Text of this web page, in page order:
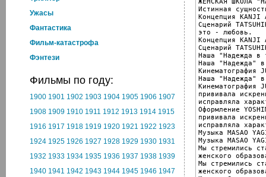
Ужасы
Фантастика
Фильм-катастрофа
Фэнтези
Фильмы по году:
1900 1901 1902 1903 1904 1905 1906 1907
1908 1909 1910 1911 1912 1913 1914 1915
1916 1917 1918 1919 1920 1921 1922 1923
1924 1925 1926 1927 1928 1929 1930 1931
1932 1933 1934 1935 1936 1937 1938 1939
1940 1941 1942 1943 1944 1945 1946 1947
Истинная
Концепция KANJI
Сценарий
это - любовь.
Концепция KANJI
Сценарий
Наша "Надежда в
Наша "Надежда"
Кинематография
Наша "Надежда"
Кинематография
прививала
исправляла
Оформление
прививала
исправляла
Музыка MASAO
Музыка MASAO
Мы стремились
женского
Мы стремились
женского